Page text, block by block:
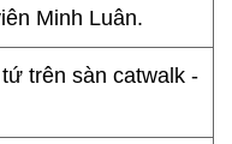
Minh Luân.